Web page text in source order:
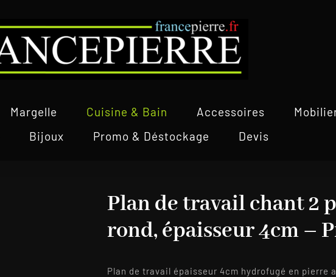
Margelle Cuisine & Bain Accessoires
Bijoux Promo & Déstockage Devis
Plan de travail chant 2
rond, épaisseur 4cm –
Plan de travail épaisseur 4cm hydrofugé en pierre